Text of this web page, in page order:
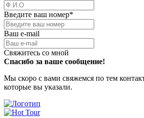
Введите ваш номер*
Ваш e-mail
Свяжитесь со мной
Спасибо за ваше сообщение!
Мы скоро с вами свяжемся по тем
которые вы указали.